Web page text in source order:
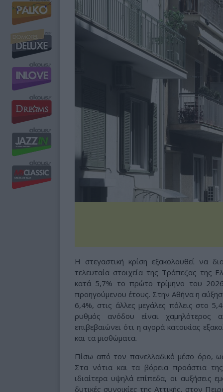
Η στεγαστική κρίση εξακολουθεί να
τελευταία στοιχεία της Τράπεζας της
κατά 5,7% το πρώτο τρίμηνο του
προηγούμενου έτους. Στην Αθήνα η
6,4%, στις άλλες μεγάλες πόλεις στο
ρυθμός ανόδου είναι
επιβεβαιώνει ότι η αγορά κατοικίας
και τα μισθώματα.
Πίσω από τον πανελλαδικό μέσο όρο,
Στα νότια και τα βόρεια προάστια
ιδιαίτερα υψηλά επίπεδα, οι αυξήσεις
δυτικές συνοικίες της Αττικής, στον